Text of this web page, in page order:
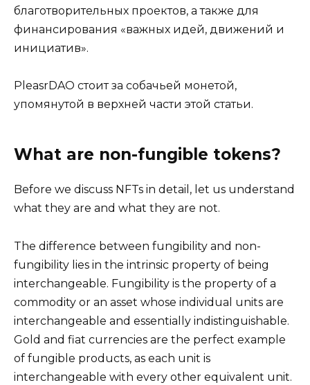
благотворительных проектов, а также для
финансирования «важных идей, движений и
инициатив».
PleasrDAO стоит за собачьей монетой,
упомянутой в верхней части этой статьи.
What are non-fungible tokens?
Before we discuss NFTs in detail, let us understand
what they are and what they are not.
​The difference between fungibility and non-
fungibility lies in the intrinsic property of being
interchangeable. Fungibility is the property of a
commodity or an asset whose individual units are
interchangeable and essentially indistinguishable.
Gold and fiat currencies are the perfect example
of fungible products, as each unit is
interchangeable with every other equivalent unit.